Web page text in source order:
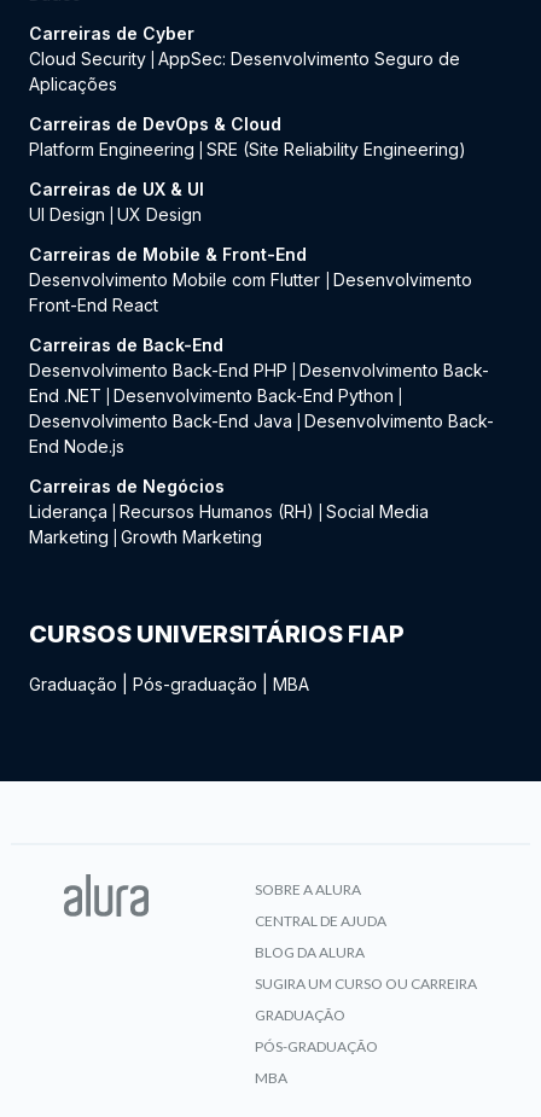
Carreiras de Cyber
Cloud Security AppSec: Desenvolvimento Seguro de
Aplicações
Carreiras de DevOps & Cloud
Platform Engineering
SRE (Site Reliability Engineering)
Carreiras de UX & UI
UI Design
UX Design
Carreiras de Mobile & Front-End
Desenvolvimento Mobile com Flutter
Desenvolvimento
Front-End React
Carreiras de Back-End
Desenvolvimento Back-End PHP
Desenvolvimento Back-
End .NET
Desenvolvimento Back-End Python
Desenvolvimento Back-End Java
Desenvolvimento Back-
End Node.js
Carreiras de Negócios
Liderança
Recursos Humanos (RH)
Social Media
Marketing
Growth Marketing
CURSOS UNIVERSITÁRIOS FIAP
Graduação Pós-graduação MBA
SOBRE A ALURA
CENTRAL DE AJUDA
BLOG DA ALURA
SUGIRA UM CURSO OU CARREIRA
GRADUAÇÃO
PÓS-GRADUAÇÃO
MBA